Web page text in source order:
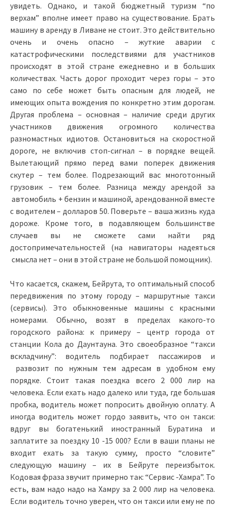
увидеть. Однако, и такой бюджетный туризм “по
верхам” вполне имеет право на существование. Брать
машину в аренду в Ливане не стоит. Это действительно
очень и очень опасно – жуткие аварии с
катастрофическими последствиями для участников
происходят в этой стране ежедневно и в больших
количествах. Часть дорог проходит через горы – это
само по себе может быть опасным для людей, не
имеющих опыта вождения по конкретно этим дорогам.
Другая проблема – основная – наличие среди других
участников движения огромного количества
разномастных идиотов. Остановиться на скоростной
дороге, не включив стоп-сигнал – в порядке вещей.
Вылетающий прямо перед вами поперек движения
скутер – тем более. Подрезающий вас многотонный
грузовик – тем более. Разница между арендой за
автомобиль + бензин и машиной, арендованной вместе
с водителем – долларов 50. Поверьте – ваша жизнь куда
дороже. Кроме того, в подавляющем большинстве
случаев вы не сможете сами найти ряд
достопримечательностей (на навигаторы надеяться
смысла нет – они в этой стране не большой помощник).
Что касается, скажем, Бейрута, то оптимальный способ
передвижения по этому городу – маршрутные такси
(сервисы). Это обыкновенные машины с красными
номерами. Обычно, возят в пределах какого-то
городского района: к примеру – центр города от
станции Кола до Даунтауна. Это своеобразное “такси
вскладчину”: водитель подбирает пассажиров и
развозит по нужным тем адресам в удобном ему
порядке. Стоит такая поездка всего 2 000 лир на
человека. Если ехать надо далеко или туда, где большая
пробка, водитель может попросить двойную оплату. А
иногда водитель может гордо заявить, что он такси:
вдруг вы богатенький иностранный Буратина и
заплатите за поездку 10 -15 000? Если в ваши планы не
входит ехать за такую сумму, просто “словите”
следующую машину – их в Бейруте переизбыток.
Кодовая фраза звучит примерно так: “Сервис -Хамра”. То
есть, вам надо надо на Хамру за 2 000 лир на человека.
Если водитель точно уверен, что он такси или ему не по